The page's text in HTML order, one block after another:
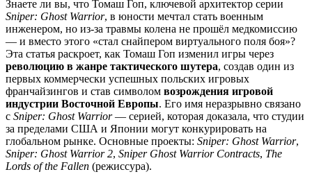
Знаете ли вы, что Томаш Гоп, ключевой архитектор серии
Sniper: Ghost Warrior, в юности мечтал стать военным
инженером, но из-за травмы колена не прошёл медкомиссию
— и вместо этого «стал снайпером виртуального поля боя»?
Эта статья раскроет, как Томаш Гоп изменил игры через
революцию в жанре тактического шутера, создав один из
первых коммерчески успешных польских игровых
франчайзингов и став символом возрождения игровой
индустрии Восточной Европы. Его имя неразрывно связано
с Sniper: Ghost Warrior— серией, которая доказала, что студии
за пределами США и Японии могут конкурировать на
глобальном рынке. Основные проекты: Sniper: Ghost Warrior,
Sniper: Ghost Warrior 2, Sniper Ghost Warrior Contracts, The
Lords of the Fallen (режиссура).